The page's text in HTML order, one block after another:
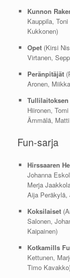
Kunnon
Kauppila,
Kukkonen)
Opet(Kirsi
Virtanen,
Peränpitäjät
Aronen,
Tullilaitoksen
Hiironen,
Ämmälä,
Fun-sarja
Hirssaaren
Johanna
Merja
Aija Peräkylä,
Koksilaiset
Salonen,
Kaipainen)
Kotkamills
Kettunen,
Timo